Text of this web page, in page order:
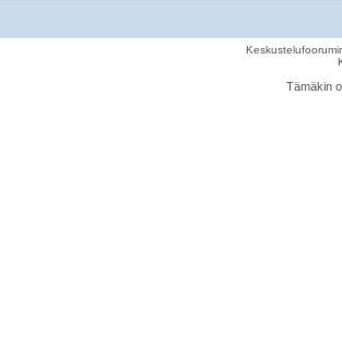
Tämäkin